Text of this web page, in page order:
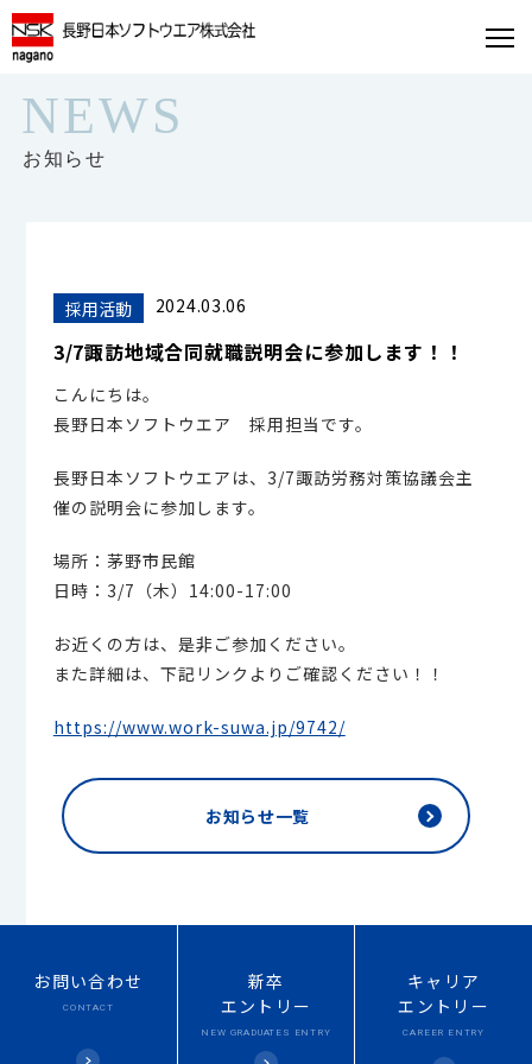
NEWS
お知らせ
採用活動 2024.03.06
3/7諏訪地域合同就職説明会に参加します！！
こんにちは。
長野日本ソフトウエア 採用担当です。
長野日本ソフトウエアは、3/7諏訪労務対策協議会主
催の説明会に参加します。
場所：茅野市民館
日時：3/7（木）14:00-17:00
お近くの方は、是非ご参加ください。
また詳細は、下記リンクよりご確認ください！！
https://www.work-suwa.jp/9742/
お知らせ一覧
お問い合わせ
CONTACT
新卒
エントリー
NEW GRADUATES ENTRY
キャリア
エントリー
CAREER ENTRY